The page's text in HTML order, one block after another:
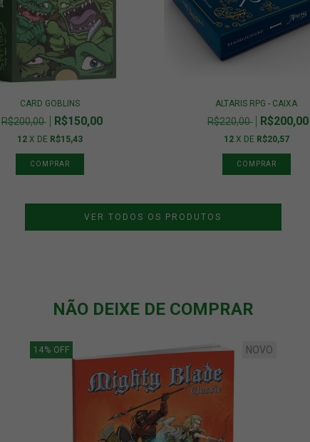
CARD GOBLINS
R$200,00 R$150,00
12 X DE R$15,43
ALTARIS RPG - CAIXA
R$220,00 R$200,00
12 X DE R$20,57
VER TODOS OS PRODUTOS
NÃO DEIXE DE COMPRAR
14% OFF NOVO